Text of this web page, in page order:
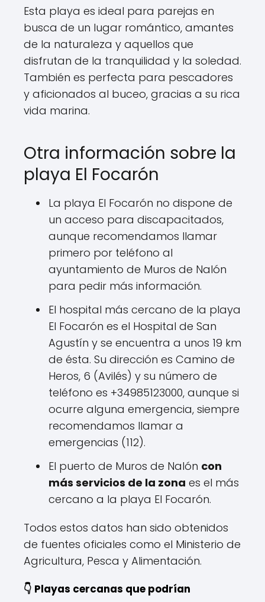
Esta playa es ideal para parejas en
busca de un lugar romántico, amantes
de la naturaleza y aquellos que
disfrutan de la tranquilidad y la soledad.
También es perfecta para pescadores
y aficionados al buceo, gracias a su rica
vida marina.
Otra información sobre la
playa El Focarón
La playa El Focarón no dispone de
un acceso para discapacitados,
aunque recomendamos llamar
primero por teléfono al
ayuntamiento de Muros de Nalón
para pedir más información.
El hospital más cercano de la playa
El Focarón es el Hospital de San
Agustín y se encuentra a unos 19 km
de ésta. Su dirección es Camino de
Heros, 6 (Avilés) y su número de
teléfono es +34985123000, aunque si
ocurre alguna emergencia, siempre
recomendamos llamar a
emergencias (112).
El puerto de Muros de Nalón con
más servicios de la zona es el más
cercano a la playa El Focarón.
Todos estos datos han sido obtenidos
de fuentes oficiales como el Ministerio de
Agricultura, Pesca y Alimentación.
👇 Playas cercanas que podrían